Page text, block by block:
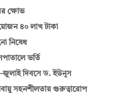
ক্ষোভ
৪০ লাখ টাকা
নিষেধ
ভর্তি
দিবসে ড. ইউনূস
সহনশীলতায় গুরুত্বারোপ